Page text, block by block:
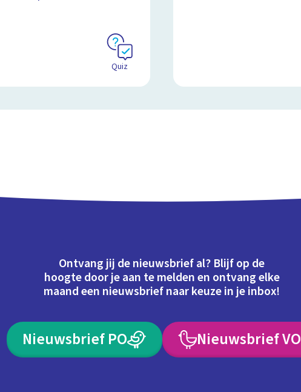
Quiz
Ontvang jij de nieuwsbrief al? Blijf op de
hoogte door je aan te melden en ontvang elke
maand een nieuwsbrief naar keuze in je inbox!
Nieuwsbrief PO Nieuwsbrief VO